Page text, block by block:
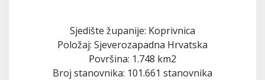
Sjedište županije: Koprivnica
Položaj: Sjeverozapadna Hrvatska
Površina: 1.748 km2
Broj stanovnika: 101.661 stanovnika